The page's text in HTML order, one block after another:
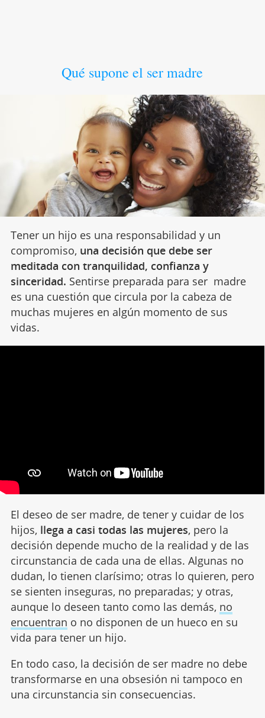
Qué supone el ser madre
Tener un hijo es una responsabilidad y un
compromiso, una decisión que debe ser
meditada con tranquilidad, confianza y
sinceridad. Sentirse preparada para ser madre
es una cuestión que circula por la cabeza de
muchas mujeres en algún momento de sus
vidas.
El deseo de ser madre, de tener y cuidar de los
hijos, llega a casi todas las mujeres, pero la
decisión depende mucho de la realidad y de las
circunstancia de cada una de ellas. Algunas no
dudan, lo tienen clarísimo; otras lo quieren, pero
se sienten inseguras, no preparadas; y otras,
aunque lo deseen tanto como las demás, no
encuentran o no disponen de un hueco en su
vida para tener un hijo.
En todo caso, la decisión de ser madre no debe
transformarse en una obsesión ni tampoco en
una circunstancia sin consecuencias.